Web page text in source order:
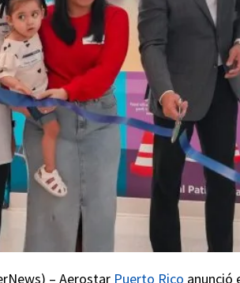
– Aerostar Puerto Rico anunció